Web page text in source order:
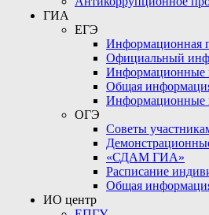
ГИА
ЕГЭ
Информационная
Официальный
Информационные
Общая
Информационные
ОГЭ
Советы
«СДАМ ГИА»
Расписание
Общая
ИО центр